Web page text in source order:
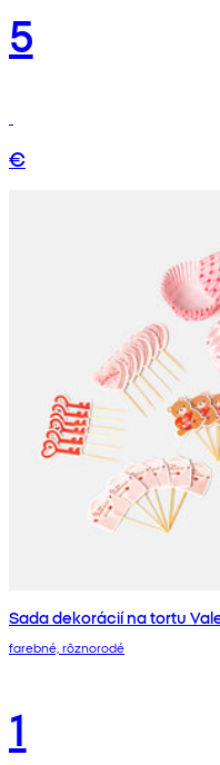
5
€
Sada dekorácií na tortu
farebné, rôznorodé
1